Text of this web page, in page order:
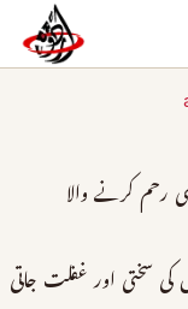
رحم کرنے والا
کی سختی اور غفلت جاتی